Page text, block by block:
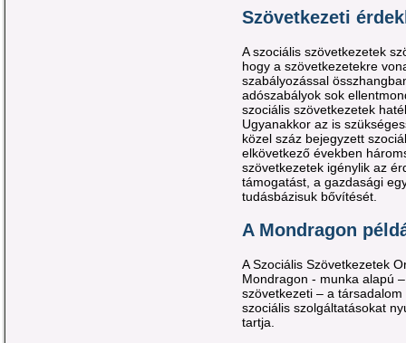
Szövetkezeti
A szociális szövetkezetek
hogy a szövetkezetekre
szabályozással
adószabályok sok
szociális szövetkezetek
Ugyanakkor az is
közel száz bejegyzett
elkövetkező években
szövetkezetek igénylik az
támogatást, a gazdasági
tudásbázisuk bővítését.
A Mondragon
A Szociális Szövetkezetek
Mondragon - munka alapú
szövetkezeti – a
szociális szolgáltatásokat
tartja.